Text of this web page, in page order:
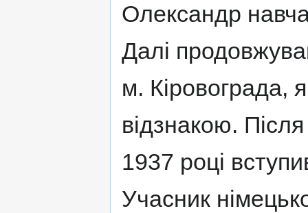
Олександр
Далі
м. Кіровограда,
відзнакою.
1937 році
Учасник